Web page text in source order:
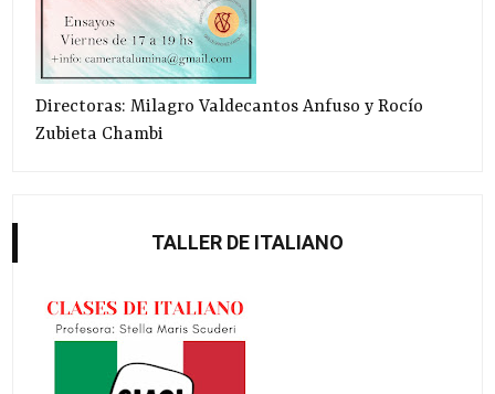
Directoras: Milagro Valdecantos Anfuso y Rocío
Zubieta Chambi
TALLER DE ITALIANO